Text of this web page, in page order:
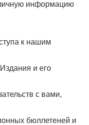
информацию
к нашим
и его
с вами,
бюллетеней и